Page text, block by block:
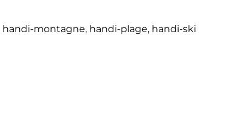
montagne, handi-plage, handi-ski